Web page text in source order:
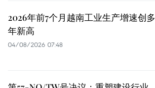
2026年前7个月越南工业生产增速创多
年新高
04/08/2026 07:48